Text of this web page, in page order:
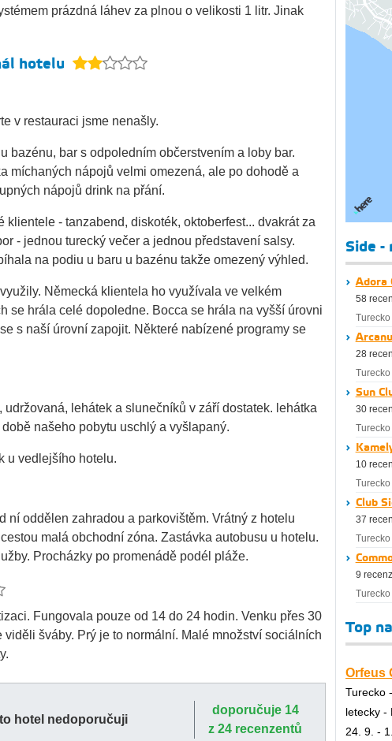
prázdná láhev za plnou o velikosti 1 litr. Jinak
hotelu
v restauraci jsme nenašly.
bazénu, bar s odpoledním občerstvením a loby bar.
míchaných nápojů velmi omezená, ale po dohodě a
nápojů drink na přání.
klientele - tanzabend, diskoték, oktoberfest... dvakrát za
- jednou turecký večer a jednou představení salsy.
na podiu u baru u bazénu takže omezený výhled.
Německá klientela ho využívala ve velkém
se hrála celé dopoledne. Bocca se hrála na vyšší úrovni
s naší úrovní zapojit. Některé nabízené programy se
lehátek a slunečníků v září dostatek. lehátka
našeho pobytu uschlý a vyšlapaný.
u vedlejšího hotelu.
ní oddělen zahradou a parkovištěm. Vrátný z hotelu
malá obchodní zóna. Zastávka autobusu u hotelu.
Procházky po promenádě podél pláže.
Fungovala pouze od 14 do 24 hodin. Venku přes 30
šváby. Prý je to normální. Malé množství sociálních
hotel nedoporučuji
doporučuje 14
z 24 recenzentů
Side -
Adora
58
Turecko
28
Turecko
Sun
30
Turecko
10
Turecko
Club
37
Turecko
9
Turecko
Top
Orfeus
Turecko
letecky -
24. 9. -